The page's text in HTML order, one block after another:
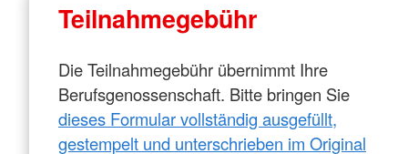
Teilnahmegebühr
Die Teilnahmegebühr übernimmt Ihre
Berufsgenossenschaft. Bitte bringen Sie
dieses Formular vollständig ausgefüllt,
gestempelt und unterschrieben im Original